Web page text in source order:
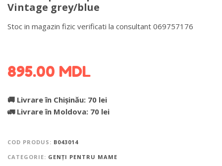
Vintage grey/blue
Stoc in magazin fizic verificati la consultant 069757176
895.00 MDL
🚚 Livrare în Chișinău: 70 lei
🚛 Livrare în Moldova: 70 lei
COD PRODUS: B043014
CATEGORIE: GENȚI PENTRU MAME